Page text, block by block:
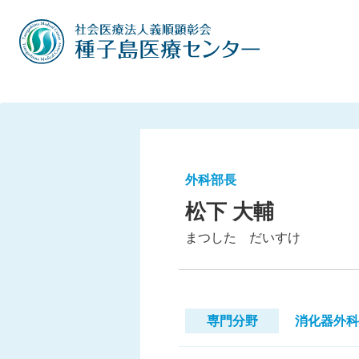
外科部長
松下 大輔
まつした だいすけ
専門分野 消化器外科